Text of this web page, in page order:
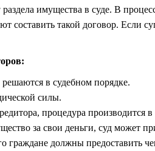
имущества в суде. В
составить такой договор. Если
в судебном порядке.
силы.
процедура производится в
за свои деньги, суд может
граждане должны предоставить